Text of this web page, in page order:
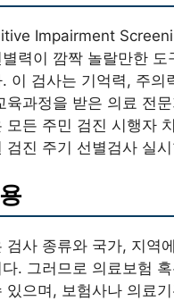
Impairment
력이 깜짝 놀랄만한
이 검사는 기억력, 주
육과정을 받은 의료 전
모든 주민 검진 시행자
검진 주기 선별검사 실
검사 종류와 국가, 지역
. 그러므로 의료보험
있으며, 보험사나 의료